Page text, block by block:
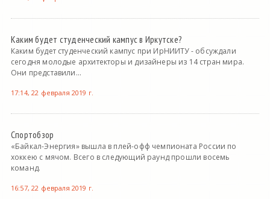
Каким будет студенческий кампус в Иркутске?
Каким будет студенческий кампус при ИрНИИТУ - обсуждали
сегодня молодые архитекторы и дизайнеры из 14 стран мира.
Они представили...
17:14, 22 февраля 2019 г.
Спортобзор
«Байкал-Энергия» вышла в плей-офф чемпионата России по
хоккею с мячом. Всего в следующий раунд прошли восемь
команд.
16:57, 22 февраля 2019 г.